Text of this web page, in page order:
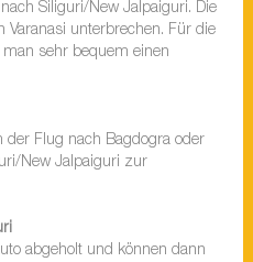
Siliguri/New Jalpaiguri. Die
Varanasi unterbrechen. Für die
sehr bequem einen
der Flug nach Bagdogra oder
New Jalpaiguri zur
abgeholt und können dann